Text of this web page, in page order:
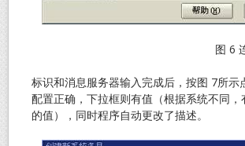
图 6
标识和消息服务器输入完成后，按图 7所
配置正确，下拉框则有值（根据系统不同
的值），同时程序自动更改了描述。